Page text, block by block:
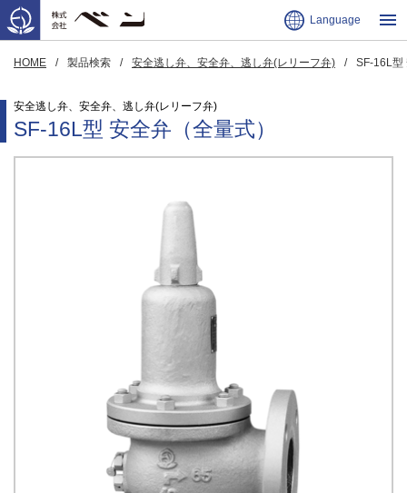
Language
HOME 製品検索 安全逃し弁、安全弁、逃し弁(レリーフ弁) SF-16L型
安全逃し弁、安全弁、逃し弁(レリーフ弁)
SF-16L型 安全弁（全量式）